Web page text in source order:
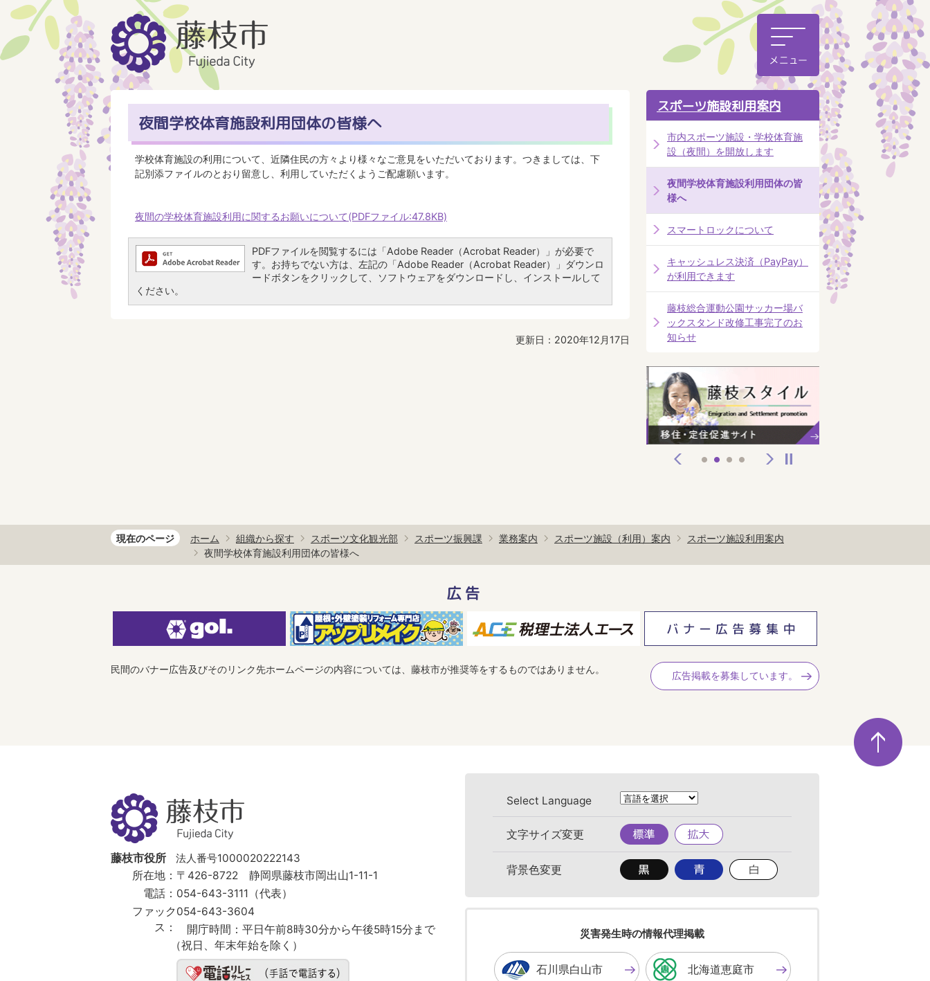
夜間学校体育施設利用団体の皆様へ
学校体育施設の利用について、近隣住民の方々より様々なご意見をいただいております。つきましては、下
記別添ファイルのとおり留意し、利用していただくようご配慮願います。
夜間の学校体育施設利用に関するお願いについて(PDFファイル:47.8KB)
PDFファイルを閲覧するには「Adobe Reader（Acrobat Reader）」が必要で
す。お持ちでない方は、左記の「Adobe Reader（Acrobat Reader）」ダウンロ
ードボタンをクリックして、ソフトウェアをダウンロードし、インストールして
ください。
更新日：2020年12月17日
スポーツ施設利用案内
市内スポーツ施設・学校体育施
設（夜間）を開放します
夜間学校体育施設利用団体の皆
様へ
スマートロックについて
キャッシュレス決済（PayPay）
が利用できます
藤枝総合運動公園サッカー場バ
ックスタンド改修工事完了のお
知らせ
現在のページ ホーム 組織から探す スポーツ文化観光部 スポーツ振興課 業務案内 スポーツ施設（利用）案内
スポーツ施設利用案内
夜間学校体育施設利用団体の皆様へ
広告
民間のバナー広告及びそのリンク先ホームページの内容については、藤枝市が推奨等をするものではありません。
広告掲載を募集しています。
ペ
ー
ジ
の
藤
枝
市
Fujieda
City
藤枝市役所
法人番号1000020222143
所在地： 〒426-8722 静岡県藤枝市岡出山1-11-1
電話： 054-643-3111（代表）
ファック
ス：
054-643-3604
開庁時間： 平日午前8時30分から午後5時15分まで
（祝日、年末年始を除く）
Select Language
文字サイズ変更
標
準
拡
大
背景色変更
背
景
色
す
る
背
景
色
る
背
景
る
災害発生時の情報代理掲載
石川県白山市 北海道恵庭市